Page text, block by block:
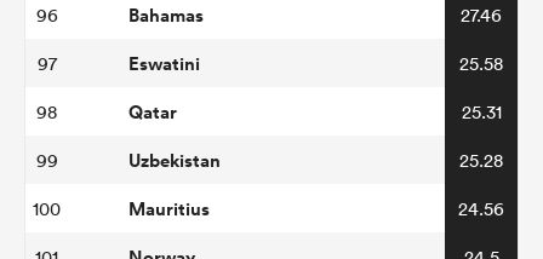
96 Bahamas 27.46
97 Eswatini 25.58
98 Qatar 25.31
99 Uzbekistan 25.28
100 Mauritius 24.56